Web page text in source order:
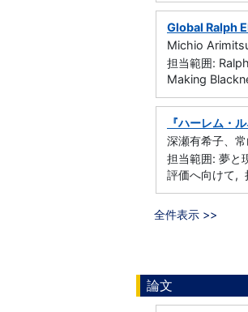
Global Ralph
Michio
担当範囲:
Making
『ハーレム・
深瀬有希子、
担当範囲: 夢と
評価へ向けて,
全件表示 >>
論文